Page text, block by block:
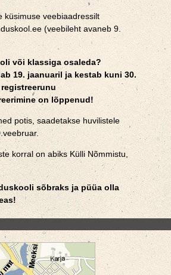
küsimuse veebiaadressilt
(veebileht avaneb 9.
või klassiga osaleda?
19. jaanuaril ja kestab kuni 30.
on lõppenud!
potis, saadetakse huvilistele
korral on abiks Külli Nõmmistu,
sõbraks ja püüa olla